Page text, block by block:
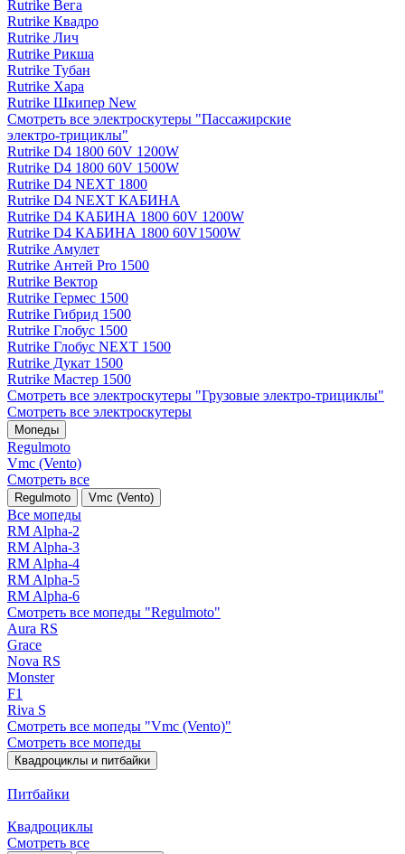
Rutrike Вега
Rutrike Квадро
Rutrike Лич
Rutrike Рикша
Rutrike Тубан
Rutrike Хара
Rutrike Шкипер New
Смотреть все электро­скутеры "Пассажирские
электро‑трициклы"
Rutrike D4 1800 60V 1200W
Rutrike D4 1800 60V 1500W
Rutrike D4 NEXT 1800
Rutrike D4 NEXT КАБИНА
Rutrike D4 КАБИНА 1800 60V 1200W
Rutrike D4 КАБИНА 1800 60V1500W
Rutrike Амулет
Rutrike Антей Pro 1500
Rutrike Вектор
Rutrike Гермес 1500
Rutrike Гибрид 1500
Rutrike Глобус 1500
Rutrike Глобус NEXT 1500
Rutrike Дукат 1500
Rutrike Мастер 1500
Смотреть все электро­скутеры "Грузовые электро‑трициклы"
Смотреть все электро­скутеры
Мопеды
Regulmoto
Vmc (Vento)
Смотреть все
Regulmoto Vmc (Vento)
Все мопеды
RM Alpha-2
RM Alpha-3
RM Alpha-4
RM Alpha-5
RM Alpha-6
Смотреть все мопеды "Regulmoto"
Aura RS
Grace
Nova RS
Monster
F1
Riva S
Смотреть все мопеды "Vmc (Vento)"
Смотреть все мопеды
Квадроциклы и питбайки
Питбайки
Квадроциклы
Смотреть все